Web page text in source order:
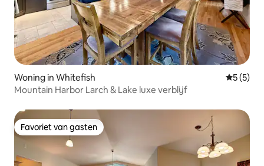
Woning in Whitefish
5 (5)
Mountain Harbor Larch & Lake luxe verblijf
Favoriet van gasten
Favoriet van gasten